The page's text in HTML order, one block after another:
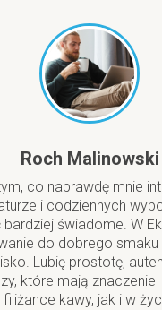
Roch Malinowski
co naprawdę mnie
i codziennych
świadome. W
do dobrego
Lubię prostotę,
które mają
filiżance kawy, jak i w